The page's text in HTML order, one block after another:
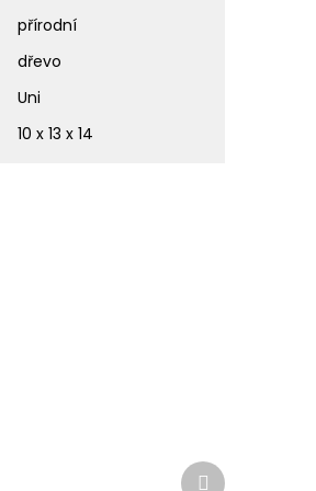
přírodní
dřevo
Uni
10 x 13 x 14
Další